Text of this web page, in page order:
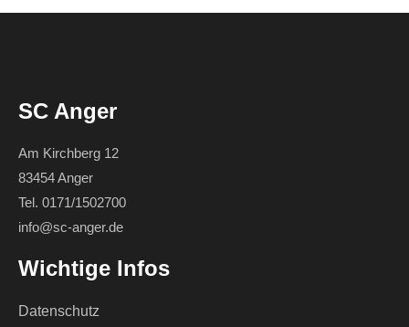
SC Anger
Am Kirchberg 12
83454 Anger
Tel. 0171/1502700
info@sc-anger.de
Wichtige Infos
Datenschutz